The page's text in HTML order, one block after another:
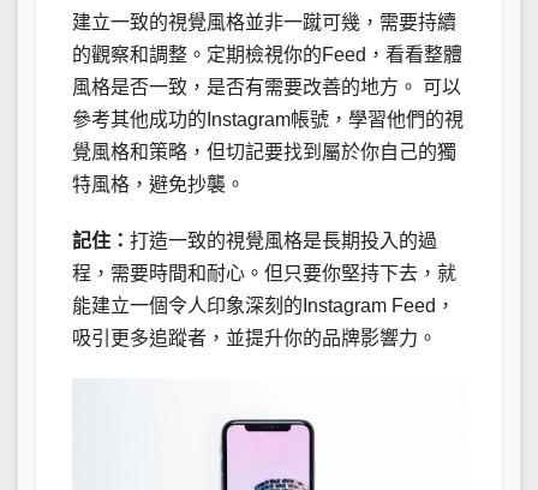
建立一致的視覺風格並非一蹴可幾，需要持續
的觀察和調整。定期檢視你的Feed，看看整體
風格是否一致，是否有需要改善的地方。 可以
參考其他成功的Instagram帳號，學習他們的視
覺風格和策略，但切記要找到屬於你自己的獨
特風格，避免抄襲。
記住： 打造一致的視覺風格是長期投入的過
程，需要時間和耐心。但只要你堅持下去，就
能建立一個令人印象深刻的Instagram Feed，
吸引更多追蹤者，並提升你的品牌影響力。